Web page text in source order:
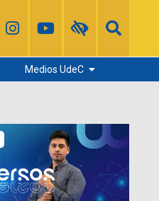
Medios UdeC
Radio UdeC
Noticias UdeC
La Discusión